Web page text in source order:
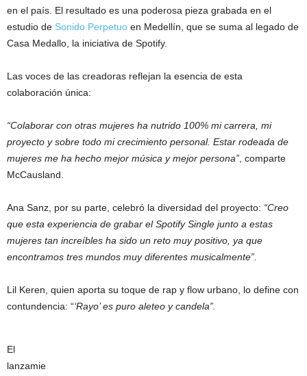
en el país. El resultado es una poderosa pieza grabada en el
estudio de Sonido Perpetuo en Medellín, que se suma al legado de
Casa Medallo, la iniciativa de Spotify.
Las voces de las creadoras reflejan la esencia de esta
colaboración única:
“Colaborar con otras mujeres ha nutrido 100% mi carrera, mi
proyecto y sobre todo mi crecimiento personal. Estar rodeada de
mujeres me ha hecho mejor música y mejor persona” , comparte
McCausland.
Ana Sanz, por su parte, celebró la diversidad del proyecto: “Creo
que esta experiencia de grabar el Spotify Single junto a estas
mujeres tan increíbles ha sido un reto muy positivo, ya que
encontramos tres mundos muy diferentes musicalmente”.
Lil Keren, quien aporta su toque de rap y flow urbano, lo define con
contundencia: “‘Rayo’ es puro aleteo y candela”.
El
lanzamie